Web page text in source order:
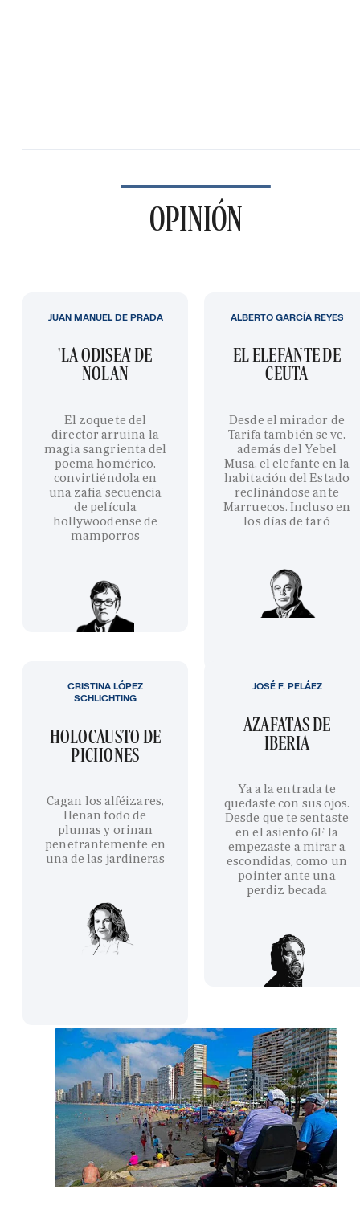
OPINIÓN
'LA ODISEA' DE
NOLAN
El zoquete del
director arruina la
magia sangrienta del
poema homérico,
convirtiéndola en
una zafia secuencia
de película
hollywoodense de
mamporros
JUAN MANUEL DE PRADA
EL ELEFANTE DE
CEUTA
Desde el mirador de
Tarifa también se ve,
además del Yebel
Musa, el elefante en la
habitación del Estado
reclinándose ante
Marruecos. Incluso en
los días de taró
ALBERTO GARCÍA REYES
HOLOCAUSTO DE
PICHONES
Cagan los alféizares,
llenan todo de
plumas y orinan
penetrantemente en
una de las jardineras
CRISTINA LÓPEZ
SCHLICHTING
AZAFATAS DE
IBERIA
Ya a la entrada te
quedaste con sus ojos.
Desde que te sentaste
en el asiento 6F la
empezaste a mirar a
escondidas, como un
pointer ante una
perdiz becada
JOSÉ F. PELÁEZ